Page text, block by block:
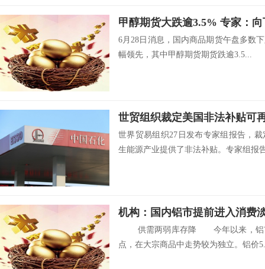
甲醇期货大跌逾3.5% 专家：
6月28日消息，国内商品期货午盘多数
幅领先，其中甲醇期货期货跌逾3.5...
世贸组织裁定美国非法补贴可
世界贸易组织27日发布专家组报告，
生能源产业提供了非法补贴。专家组报
机构：国内铝市提前进入消费
供需两弱库存降 今年以来，铝市
点，在大宗商品中走势较为独立。铝价